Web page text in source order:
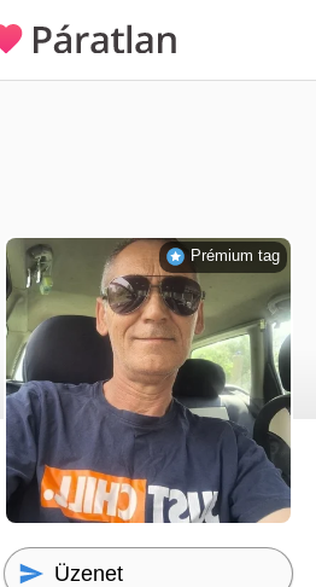
Prémium tag
Üzenet